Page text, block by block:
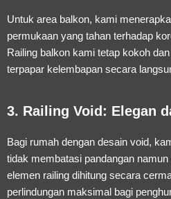
Untuk area balkon, kami
permukaan yang tahan terhadap
Railing balkon kami tetap kokoh
terpapar kelembapan secara
3. Railing Void: Elegan
Bagi rumah dengan desain void,
tidak membatasi pandangan
elemen railing dihitung secara
perlindungan maksimal bagi